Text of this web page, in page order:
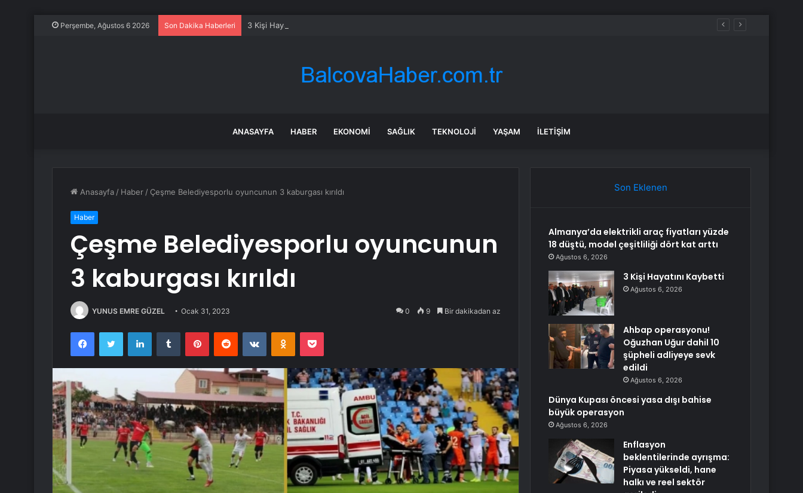
Perşembe, Ağustos 6 2026 Son Dakika Haberleri 3 Kişi Hayatını Kaybetti
ANASAYFA HABER EKONOMI SAĞLIK TEKNOLOJI YAŞAM İLETIŞIM
Anasayfa / Haber / Çeşme Belediyesporlu oyuncunun 3 kaburgası kırıldı
Haber
Çeşme Belediyesporlu oyuncunun
3 kaburgası kırıldı
YUNUS EMRE GÜZEL Ocak 31, 2023 0 9 Bir dakikadan az
FacebookTwitter LinkedInTumblr PinterestReddit VKontakteOdnoklassniki
Pocket
Son Eklenen
Almanya’da elektrikli araç fiyatları yüzde
18 düştü, model çeşitliliği dört kat arttı
Ağustos 6, 2026
3 Kişi Hayatını Kaybetti
Ağustos 6, 2026
Ahbap operasyonu!
Oğuzhan Uğur dahil 10
şüpheli adliyeye sevk
edildi
Ağustos 6, 2026
Dünya Kupası öncesi yasa dışı bahise
büyük operasyon
Ağustos 6, 2026
Enflasyon
beklentilerinde ayrışma:
Piyasa yükseldi, hane
halkı ve reel sektör